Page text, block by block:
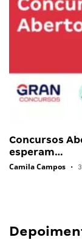
Concursos
esperam…
Camila Campos •